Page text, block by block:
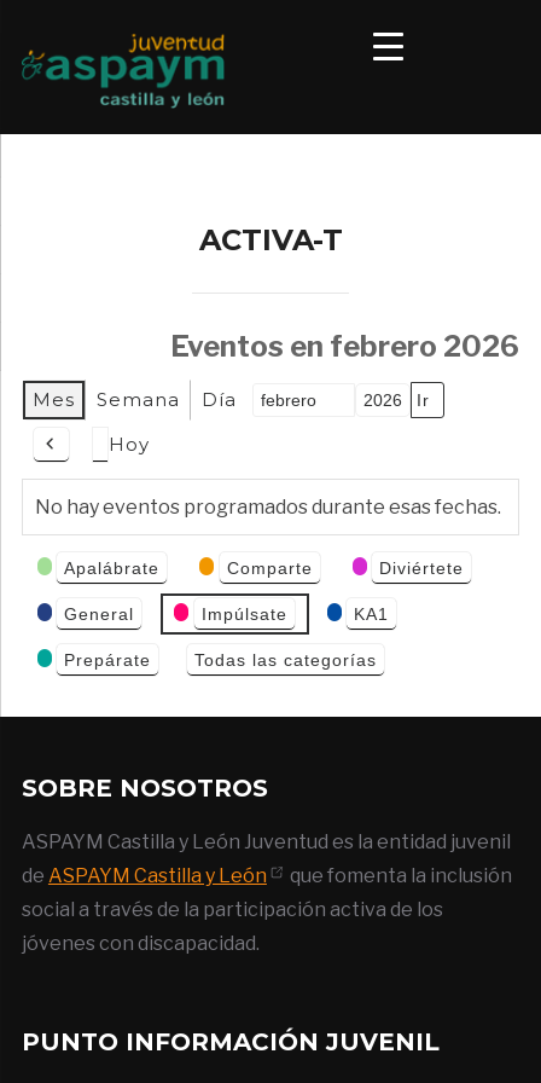
ACTIVA-T
Eventos en febrero 2026
Mes Semana Día
Anterior
Hoy
No hay eventos programados durante esas fechas.
Categorías
de Eventos
Apalábrate Comparte Diviértete
General Impúlsate KA1
Prepárate Todas las categorías
SOBRE NOSOTROS
ASPAYM Castilla y León Juventud es la entidad juvenil
de ASPAYM Castilla y León
que fomenta la inclusión
social a través de la participación activa de los
jóvenes con discapacidad.
PUNTO INFORMACIÓN JUVENIL